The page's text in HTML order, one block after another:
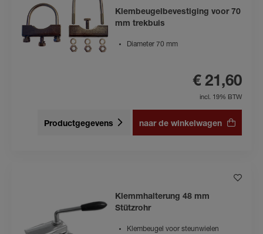
Klembeugelbevestiging voor 70
mm trekbuis
Diameter 70 mm
€ 21,60
incl. 19% BTW
Productgegevens naar de winkelwagen
Klemmhalterung 48 mm
Stützrohr
Klembeugel voor steunwielen